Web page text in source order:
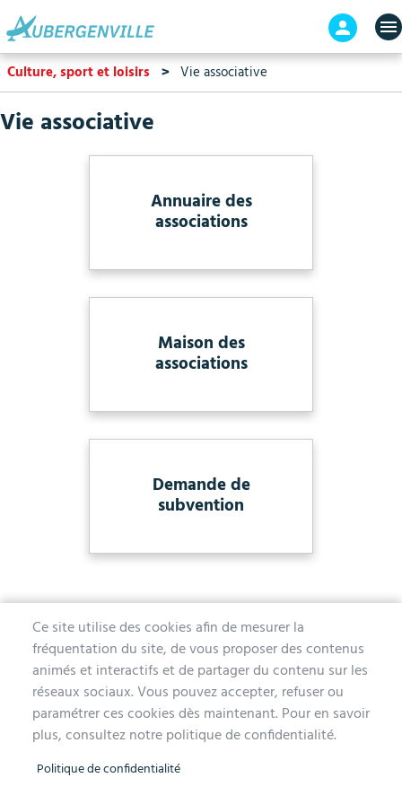
contenu
principal
En-
tête
Culture, sport et loisirs Vie associative
Vie associative
Annuaire des
associations
Maison des
associations
Demande de
subvention
Ce site utilise des cookies afin de mesurer la
fréquentation du site, de vous proposer des contenus
animés et interactifs et de partager du contenu sur les
réseaux sociaux. Vous pouvez accepter, refuser ou
paramétrer ces cookies dès maintenant. Pour en savoir
plus, consultez notre politique de confidentialité.
Politique de confidentialité
MAIRIE D'AUBERGENVILLE
1 avenue de la Division Leclerc
78410 Aubergenville
Tél. 01 30 90 45 00
Lundi, mercredi, jeudi et vendredi de 9h à 12h et de 14h à 17h